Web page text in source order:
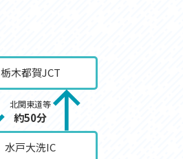
栃木都賀JCT
北関東道等
約50分
水戸大洗IC